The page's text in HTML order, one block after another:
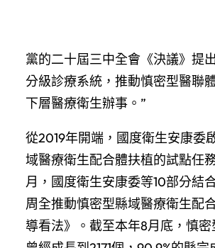
黨的二十屆三中全會《決議》提
分級診療系統，推動慎密型醫聯
下層醫療衛生辦事。”
從2019年開端，國度衛生安康委
域醫療衛生配合體扶植的試點任
月，國度衛生安康委等10部分結
周全推動慎密型縣域醫療衛生配
導看法》。截至本年8月底，慎